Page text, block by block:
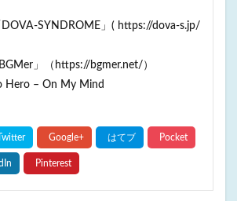
SYNDROME」( https://dova-s.jp/
（https://bgmer.net/）
On My Mind